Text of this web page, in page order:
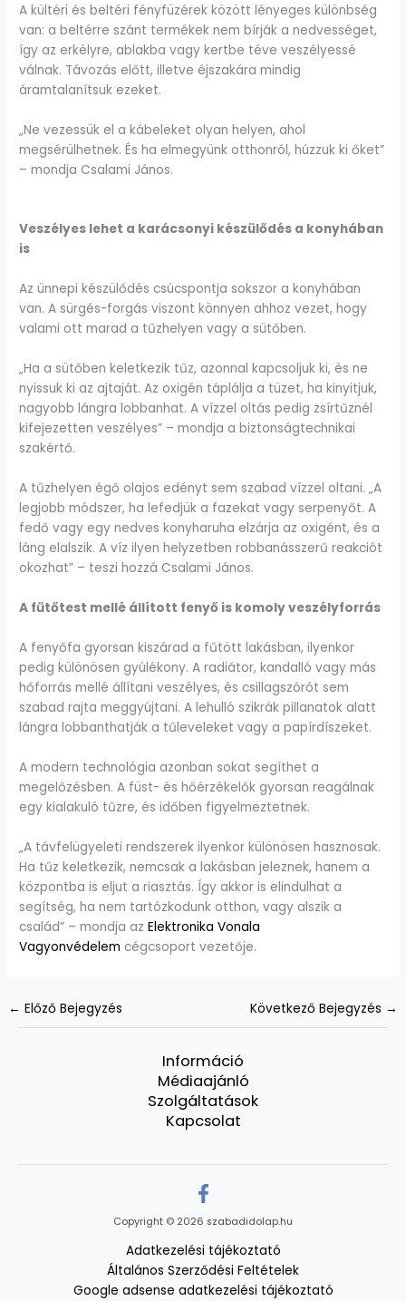
A kültéri és beltéri fényfüzérek között lényeges különbség
van: a beltérre szánt termékek nem bírják a nedvességet,
így az erkélyre, ablakba vagy kertbe téve veszélyessé
válnak. Távozás előtt, illetve éjszakára mindig
áramtalanítsuk ezeket.
„Ne vezessük el a kábeleket olyan helyen, ahol
megsérülhetnek. És ha elmegyünk otthonról, húzzuk ki őket”
– mondja Csalami János.
Veszélyes lehet a karácsonyi készülődés a konyhában
is
Az ünnepi készülődés csúcspontja sokszor a konyhában
van. A sürgés-forgás viszont könnyen ahhoz vezet, hogy
valami ott marad a tűzhelyen vagy a sütőben.
„Ha a sütőben keletkezik tűz, azonnal kapcsoljuk ki, és ne
nyissuk ki az ajtaját. Az oxigén táplálja a tüzet, ha kinyitjuk,
nagyobb lángra lobbanhat. A vízzel oltás pedig zsírtűznél
kifejezetten veszélyes” – mondja a biztonságtechnikai
szakértő.
A tűzhelyen égő olajos edényt sem szabad vízzel oltani. „A
legjobb módszer, ha lefedjük a fazekat vagy serpenyőt. A
fedő vagy egy nedves konyharuha elzárja az oxigént, és a
láng elalszik. A víz ilyen helyzetben robbanásszerű reakciót
okozhat” – teszi hozzá Csalami János.
A fűtőtest mellé állított fenyő is komoly veszélyforrás
A fenyőfa gyorsan kiszárad a fűtött lakásban, ilyenkor
pedig különösen gyúlékony. A radiátor, kandalló vagy más
hőforrás mellé állítani veszélyes, és csillagszórót sem
szabad rajta meggyújtani. A lehulló szikrák pillanatok alatt
lángra lobbanthatják a tűleveleket vagy a papírdíszeket.
A modern technológia azonban sokat segíthet a
megelőzésben. A füst- és hőérzékelők gyorsan reagálnak
egy kialakuló tűzre, és időben figyelmeztetnek.
„A távfelügyeleti rendszerek ilyenkor különösen hasznosak.
Ha tűz keletkezik, nemcsak a lakásban jeleznek, hanem a
központba is eljut a riasztás. Így akkor is elindulhat a
segítség, ha nem tartózkodunk otthon, vagy alszik a
család” – mondja azElektronika Vonala
Vagyonvédelem cégcsoport vezetője.
← Előző Bejegyzés Következő Bejegyzés →
Információ
Médiaajánló
Szolgáltatások
Kapcsolat
Copyright © 2026 szabadidolap.hu
Adatkezelési tájékoztató
Általános Szerződési Feltételek
Google adsense adatkezelési tájékoztató